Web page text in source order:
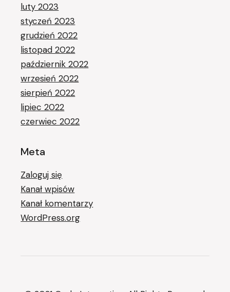
luty 2023
styczeń 2023
grudzień 2022
listopad 2022
październik 2022
wrzesień 2022
sierpień 2022
lipiec 2022
czerwiec 2022
Meta
Zaloguj się
Kanał wpisów
Kanał komentarzy
WordPress.org